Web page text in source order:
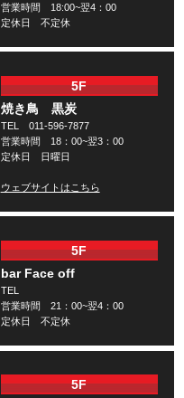
営業時間 18:00~翌4：00
定休日 不定休
5F
焼き鳥 黒炭
TEL 011-596-7877
営業時間 18：00~翌3：00
定休日 日曜日
ウェブサイトはこちら
5F
bar Face off
TEL
営業時間 21：00~翌4：00
定休日 不定休
5F